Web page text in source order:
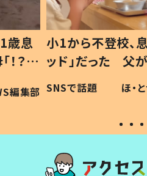
歳息
？」
編集部
小1から不登校、
ッド」だった 父
作り続ける理由
#令和の子
SNSで話題 ほ・